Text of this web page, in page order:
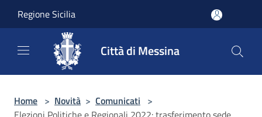
Regione Sicilia
Città di Messina
Home > Novità > Comunicati >